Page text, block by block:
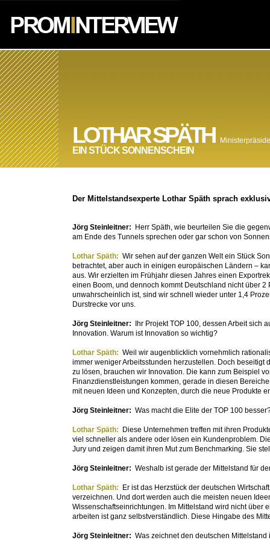
LOTHAR SPÄTH
EIN STÜCK SONNENSCHEIN
Der Mittelstandsexperte Lothar Späth sprach
Jörg Steinleitner:
Herr Späth, wie beurteilen Sie die
am Ende des Tunnels sprechen oder gar schon von
Lothar Späth: Wir sehen auf der ganzen Welt ein Stück
betrachtet, aber auch in einigen europäischen Ländern –
aus. Wir erzielten im Frühjahr diesen Jahres einen
einen Boom, und dennoch kommt Deutschland nicht über
unwahrscheinlich ist, sind wir schnell wieder unter 1,4
Durstrecke vor uns.
Jörg Steinleitner:
Ihr Projekt TOP 100, dessen Arbeit sich
Innovation. Warum ist Innovation so wichtig?
Lothar Späth: Weil wir augenblicklich vornehmlich
immer weniger Arbeitsstunden herzustellen. Doch
zu lösen, brauchen wir Innovation. Die kann zum Beispiel
Finanzdienstleistungen kommen, gerade in diesen
mit neuen Ideen und Konzepten, durch die neue Produkte
Jörg Steinleitner: Was macht die Elite der TOP 100
Lothar Späth:
Diese Unternehmen treffen mit ihren
viel schneller als andere oder lösen ein Kundenproblem.
Jury und zeigen damit ihren Mut zum Benchmarking. Sie
Jörg Steinleitner: Weshalb ist gerade der Mittelstand für
Lothar Späth:
Er ist das Herzstück der deutschen
verzeichnen. Und dort werden auch die meisten neuen
Wissenschaftseinrichtungen. Im Mittelstand wird nicht über
arbeiten ist ganz selbstverständlich. Diese Hingabe des
Jörg Steinleitner: Was zeichnet den deutschen